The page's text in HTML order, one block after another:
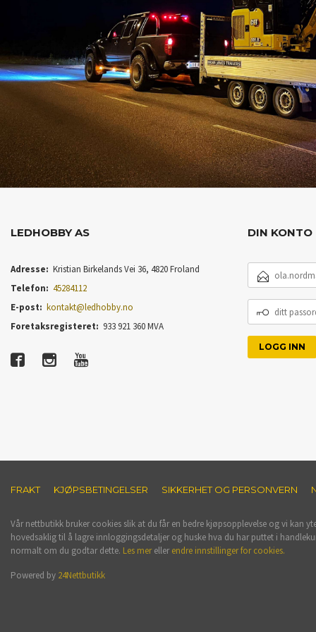
LEDHOBBY AS
Adresse: Kristian Birkelands Vei 36, 4820 Froland
Telefon: 45284112
E-post: kontakt@ledhobby.no
Foretaksregisteret: 933 921 360 MVA
DIN KONTO
POSTADRESSE
PASSORD
FRAKT KJØPSBETINGELSER SIKKERHET OG PERSONVERN
Vår nettbutikk bruker cookies slik at du får en bedre kjøpsopplevelse og vi kan
hovedsaklig til å lagre innloggingsdetaljer og huske hva du har puttet i
normalt om du godtar dette. Les merellerendre innstillinger for cookies.
Powered by 24Nettbutikk